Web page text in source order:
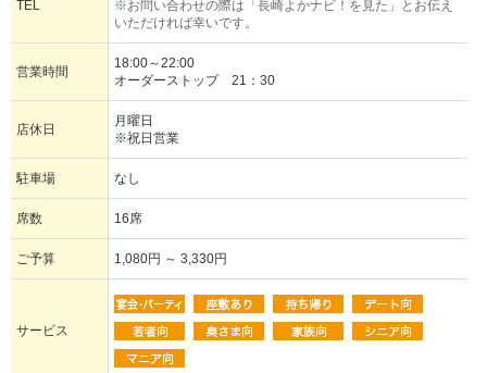
TEL
※お問い合わせの際は「長崎よかナビ！を見た」とお伝え
いただければ幸いです。
営業時間
18:00～22:00
オーダーストップ 21：30
店休日
月曜日
※祝日営業
駐車場 なし
席数 16席
ご予算 1,080円 ～ 3,330円
サービス